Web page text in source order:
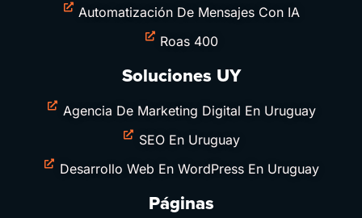
Automatización De Mensajes Con IA
Roas 400
Soluciones UY
Agencia De Marketing Digital En Uruguay
SEO En Uruguay
Desarrollo Web En WordPress En Uruguay
Páginas